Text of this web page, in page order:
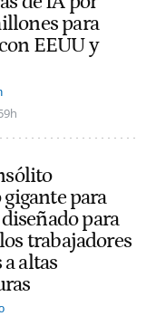
para
EEUU y
para
para
trabajadores
altas